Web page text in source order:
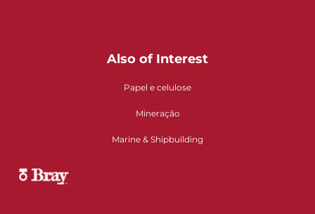
Also of Interest
Papel e celulose
Mineração
Marine & Shipbuilding